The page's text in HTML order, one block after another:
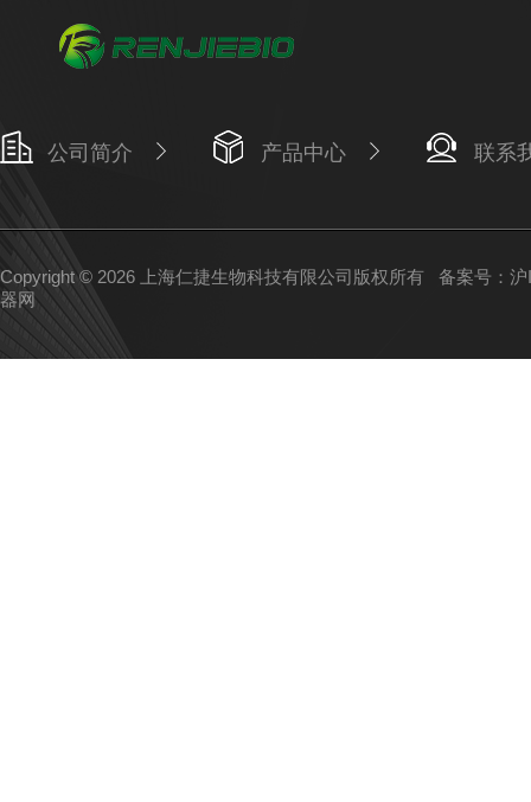
公司简介 产品中心 联系
Copyright © 2026 上海仁捷生物科技有限公司版权所有 备案号：
器网